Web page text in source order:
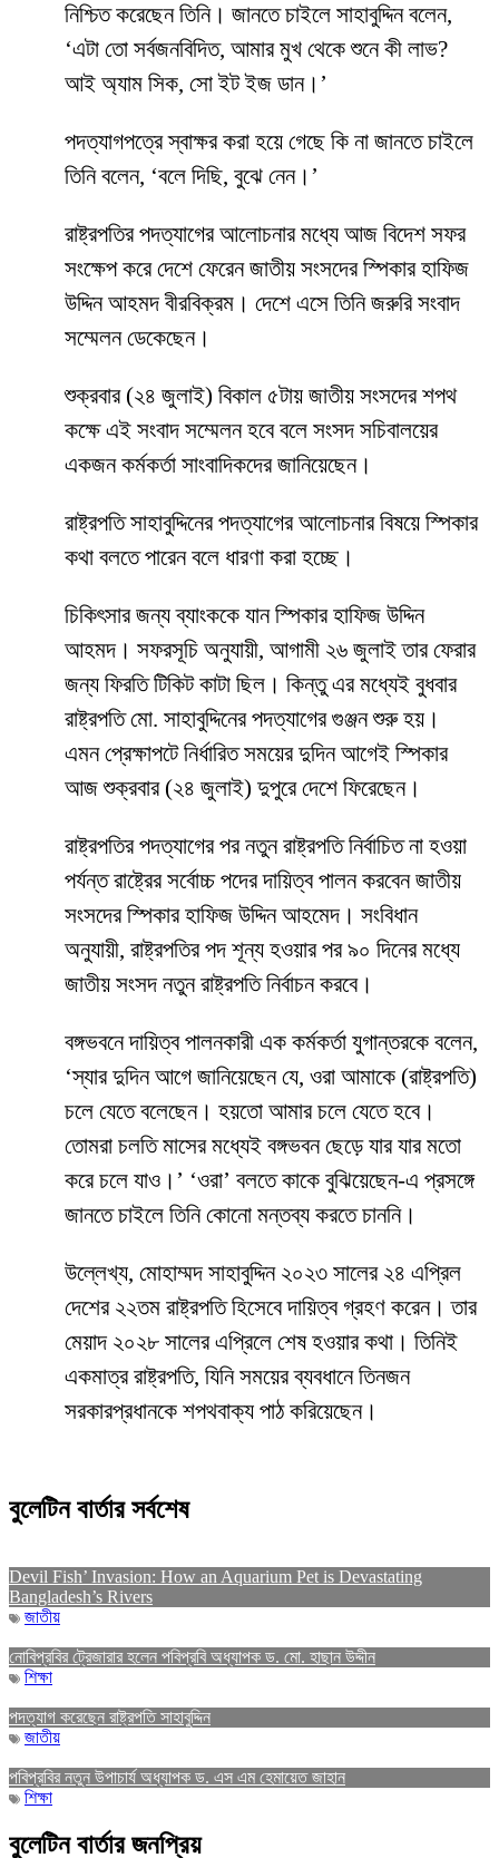
নিশ্চিত করেছেন তিনি। জানতে চাইলে সাহাবুদ্দিন বলেন,
‘এটা তো সর্বজনবিদিত, আমার মুখ থেকে শুনে কী লাভ?
আই অ্যাম সিক, সো ইট ইজ ডান।’
পদত্যাগপত্রে স্বাক্ষর করা হয়ে গেছে কি না জানতে চাইলে
তিনি বলেন, ‘বলে দিছি, বুঝে নেন।’
রাষ্ট্রপতির পদত্যাগের আলোচনার মধ্যে আজ বিদেশ সফর
সংক্ষেপ করে দেশে ফেরেন জাতীয় সংসদের স্পিকার হাফিজ
উদ্দিন আহমদ বীরবিক্রম। দেশে এসে তিনি জরুরি সংবাদ
সম্মেলন ডেকেছেন।
শুক্রবার (২৪ জুলাই) বিকাল ৫টায় জাতীয় সংসদের শপথ
কক্ষে এই সংবাদ সম্মেলন হবে বলে সংসদ সচিবালয়ের
একজন কর্মকর্তা সাংবাদিকদের জানিয়েছেন।
রাষ্ট্রপতি সাহাবুদ্দিনের পদত্যাগের আলোচনার বিষয়ে স্পিকার
কথা বলতে পারেন বলে ধারণা করা হচ্ছে।
চিকিৎসার জন্য ব্যাংককে যান স্পিকার হাফিজ উদ্দিন
আহমদ। সফরসূচি অনুযায়ী, আগামী ২৬ জুলাই তার ফেরার
জন্য ফিরতি টিকিট কাটা ছিল। কিন্তু এর মধ্যেই বুধবার
রাষ্ট্রপতি মো. সাহাবুদ্দিনের পদত্যাগের গুঞ্জন শুরু হয়।
এমন প্রেক্ষাপটে নির্ধারিত সময়ের দুদিন আগেই স্পিকার
আজ শুক্রবার (২৪ জুলাই) দুপুরে দেশে ফিরেছেন।
রাষ্ট্রপতির পদত্যাগের পর নতুন রাষ্ট্রপতি নির্বাচিত না হওয়া
পর্যন্ত রাষ্ট্রের সর্বোচ্চ পদের দায়িত্ব পালন করবেন জাতীয়
সংসদের স্পিকার হাফিজ উদ্দিন আহমেদ। সংবিধান
অনুযায়ী, রাষ্ট্রপতির পদ শূন্য হওয়ার পর ৯০ দিনের মধ্যে
জাতীয় সংসদ নতুন রাষ্ট্রপতি নির্বাচন করবে।
বঙ্গভবনে দায়িত্ব পালনকারী এক কর্মকর্তা যুগান্তরকে বলেন,
‘স্যার দুদিন আগে জানিয়েছেন যে, ওরা আমাকে (রাষ্ট্রপতি)
চলে যেতে বলেছেন। হয়তো আমার চলে যেতে হবে।
তোমরা চলতি মাসের মধ্যেই বঙ্গভবন ছেড়ে যার যার মতো
করে চলে যাও।’ ‘ওরা’ বলতে কাকে বুঝিয়েছেন-এ প্রসঙ্গে
জানতে চাইলে তিনি কোনো মন্তব্য করতে চাননি।
উল্লেখ্য, মোহাম্মদ সাহাবুদ্দিন ২০২৩ সালের ২৪ এপ্রিল
দেশের ২২তম রাষ্ট্রপতি হিসেবে দায়িত্ব গ্রহণ করেন। তার
মেয়াদ ২০২৮ সালের এপ্রিলে শেষ হওয়ার কথা। তিনিই
একমাত্র রাষ্ট্রপতি, যিনি সময়ের ব্যবধানে তিনজন
সরকারপ্রধানকে শপথবাক্য পাঠ করিয়েছেন।
বুলেটিন বার্তার সর্বশেষ
Devil Fish’ Invasion: How an Aquarium Pet is Devastating
Bangladesh’s Rivers
জাতীয়
নোবিপ্রবির ট্রেজারার হলেন পবিপ্রবি অধ্যাপক ড. মো. হাছান উদ্দীন
শিক্ষা
পদত্যাগ করেছেন রাষ্ট্রপতি সাহাবুদ্দিন
জাতীয়
পবিপ্রবির নতুন উপাচার্য অধ্যাপক ড. এস এম হেমায়েত জাহান
শিক্ষা
বুলেটিন বার্তার জনপ্রিয়